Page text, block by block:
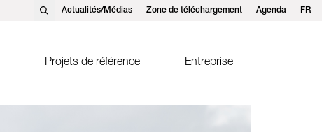
Actualités/Médias Zone de téléchargement Agenda FR
Projets de référence Entreprise